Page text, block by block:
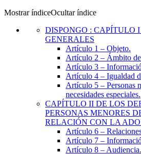
Mostrar índiceOcultar índice
DISPONGO : CAPÍTULO I
GENERALES
Artículo 1 – Objeto.
Artículo 2 – Ámbito
Artículo 3 –
Artículo 4 – Igualdad
Artículo 5 – Personas
necesidades especiales.
CAPÍTULO II DE LOS
PERSONAS MENORES
RELACIÓN CON LA
Artículo 6 –
Artículo 7 –
Artículo 8 – Audiencia.